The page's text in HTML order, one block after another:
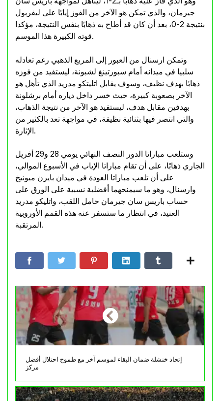
جيرمان، والذي تمكن هو الآخر من الفوز إيابًا على ليفربول
بنتيجة 2-0، بعد أن كان قد أطاح به ذهابًا بنفس النتيجة، مؤكدا
قوته الكبيرة هذا الموسم.
وتمكن ارسنال من العبور إلى المربع الذهبي رغم تعادله
سلبيا في ميدانه أمام سبورتينغ لشبونة، ليستفيد من فوزه
ذهابًا بهدف نظيف، وسوف يقابل اتليتكو مدريد الذي تأهل هو
الآخر بصعوبة كبيرة، حيث خسر داخل دياره أمام برشلونة
بهدفين مقابل هدف، ليستفيد هو الآخر من نتيجة الذهاب،
والتي انتصر فيها بثنائية نظيفة، في مواجهة تعد بالكثير من
الإثارة.
وستلعب مباراتا الدور النصف النهائي يومي 28 و29 أفريل
الجاري ذهابًا، على أن تقام مباراتا الإياب في الأسبوع الموالي،
على أن تلعب مباراتا العودة في ميدان بايرن ميونيخ
وارسنال، وهو ما سيمنحهما أفضلية نسبية على الورق على
حساب باريس سان جيرمان حامل اللقب، واتليكو مدريد
العنيد، في انتظار ما ستسفر عنه هذه القمم الأوروبية
المرتقبة.
إتحاد خنشلة ضمان البقاء لموسم آخر مع طموح احتلال أفضل
مركز